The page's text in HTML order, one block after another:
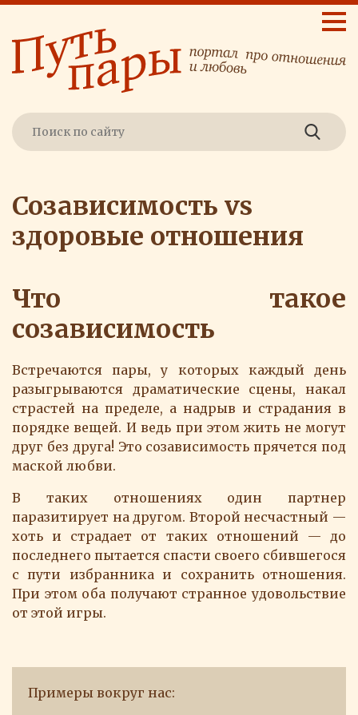
Созависимость vs
здоровые отношения
Что такое
созависимость
Встречаются пары, у которых каждый день
разыгрываются драматические сцены, накал
страстей на пределе, а надрыв и страдания в
порядке вещей. И ведь при этом жить не могут
друг без друга! Это созависимость прячется под
маской любви.
В таких отношениях один партнер
паразитирует на другом. Второй несчастный —
хоть и страдает от таких отношений — до
последнего пытается спасти своего сбившегося
с пути избранника и сохранить отношения.
При этом оба получают странное удовольствие
от этой игры.
Примеры вокруг нас: